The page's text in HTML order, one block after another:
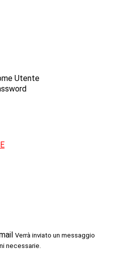
Utente
Verrà inviato un messaggio
necessarie.